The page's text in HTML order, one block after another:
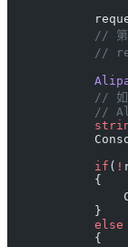
// 第
//
// 如
//
            if
( !
            {
            }
            else
            {